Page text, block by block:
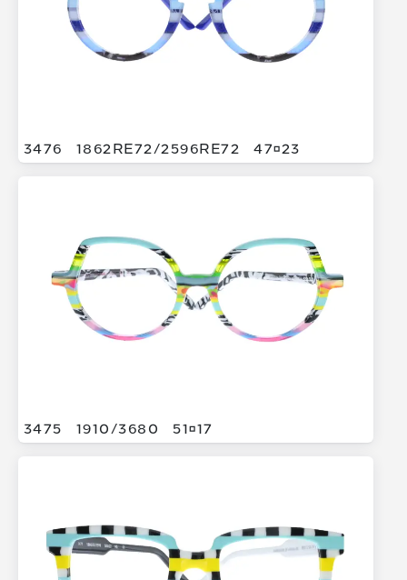
3476 1862RE72/2596RE72 4723
3475 1910/3680 5117